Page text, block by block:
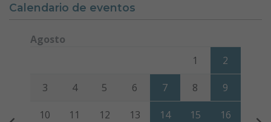
Calendario de eventos
Agosto
Viernes Sábado
1 2
3 4 5 6 7 8 9
10 11 12 13 14 15 16